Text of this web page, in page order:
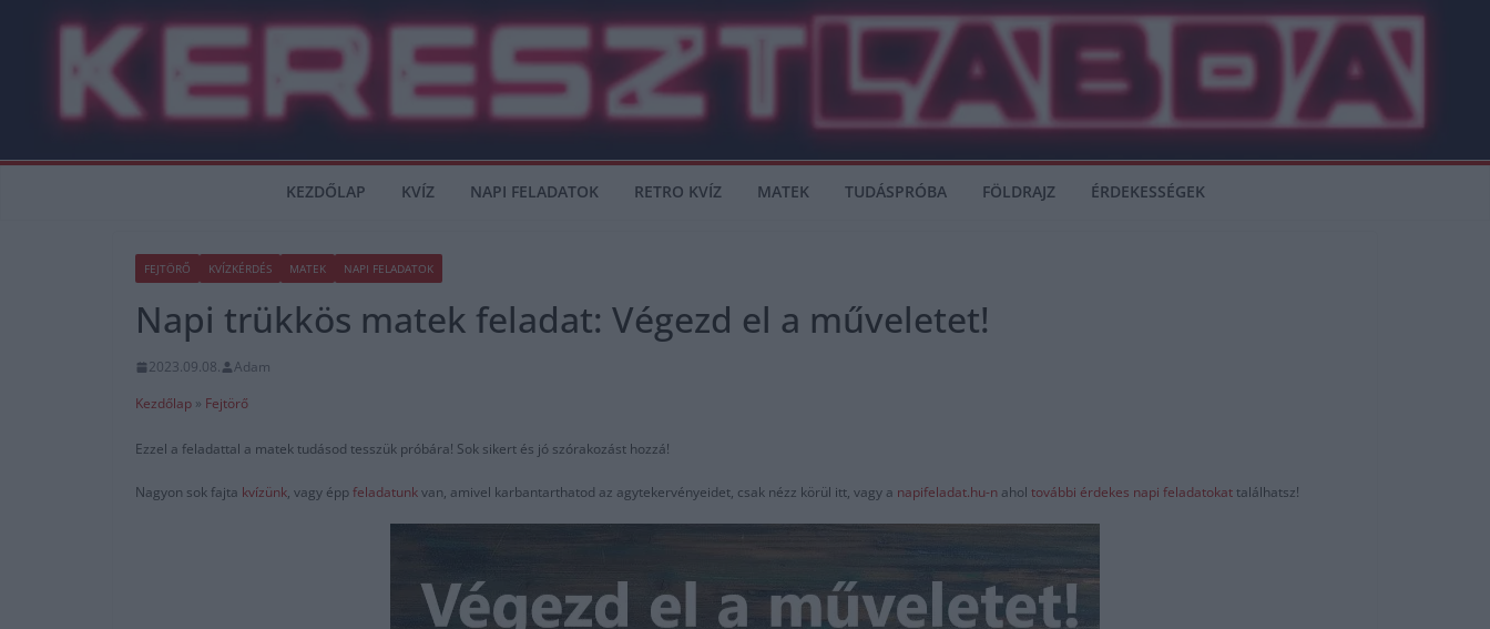
KEZDŐLAP KVÍZ NAPI FELADATOK RETRO KVÍZ MATEK TUDÁSPRÓBA FÖLDRAJZ ÉRDEKESSÉGEK
FEJTÖRŐ KVÍZKÉRDÉS MATEK NAPI FELADATOK
Napi trükkös matek feladat: Végezd el a műveletet!
2023.09.08.
Adam
Kezdőlap » Fejtörő
Ezzel a feladattal a matek tudásod tesszük próbára! Sok sikert és jó szórakozást hozzá!
Nagyon sok fajta kvízünk, vagy éppfeladatunkvan, amivel karbantarthatod az agytekervényeidet, csak nézz körül itt, vagy a napifeladat.hu-n ahol további érdekes napi feladatokattalálhatsz!